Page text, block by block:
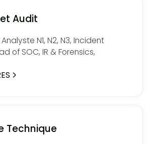
Audit
N1, N2, N3, Incident
of SOC, IR & Forensics,
Technique